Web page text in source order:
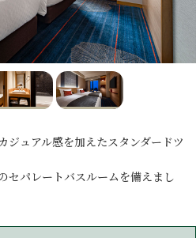
ジュアル感を加えたスタンダードツ
セパレートバスルームを備えまし